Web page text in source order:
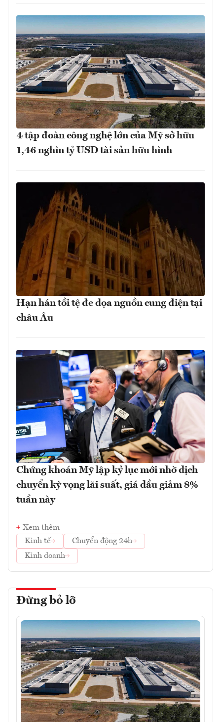
4 tập đoàn công nghệ lớn của Mỹ sở hữu
1,46 nghìn tỷ USD tài sản hữu hình
Hạn hán tồi tệ đe dọa nguồn cung điện tại
châu Âu
Chứng khoán Mỹ lập kỷ lục mới nhờ dịch
chuyển kỳ vọng lãi suất, giá dầu giảm 8%
tuần này
Xem thêm
Kinh tế
Chuyển động 24h
Kinh doanh
Đừng bỏ lỡ